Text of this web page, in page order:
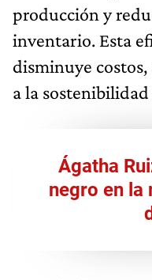
producción y
inventario. Esta
disminuye
a la
Ágatha
negro en la